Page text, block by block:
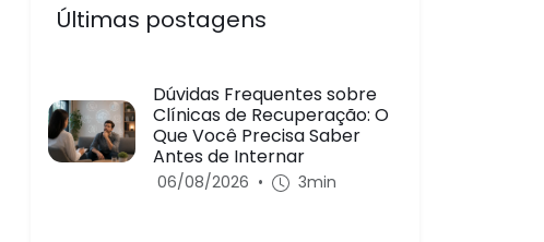
Últimas postagens
Dúvidas Frequentes sobre
Clínicas de Recuperação: O
Que Você Precisa Saber
Antes de Internar
06/08/2026 • 3min